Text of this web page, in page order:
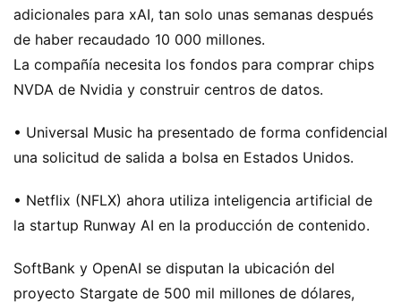
adicionales para xAI, tan solo unas semanas después
de haber recaudado 10 000 millones.
La compañía necesita los fondos para comprar chips
NVDA de Nvidia y construir centros de datos.
• Universal Music ha presentado de forma confidencial
una solicitud de salida a bolsa en Estados Unidos.
• Netflix (NFLX) ahora utiliza inteligencia artificial de
la startup Runway AI en la producción de contenido.
SoftBank y OpenAI se disputan la ubicación del
proyecto Stargate de 500 mil millones de dólares,